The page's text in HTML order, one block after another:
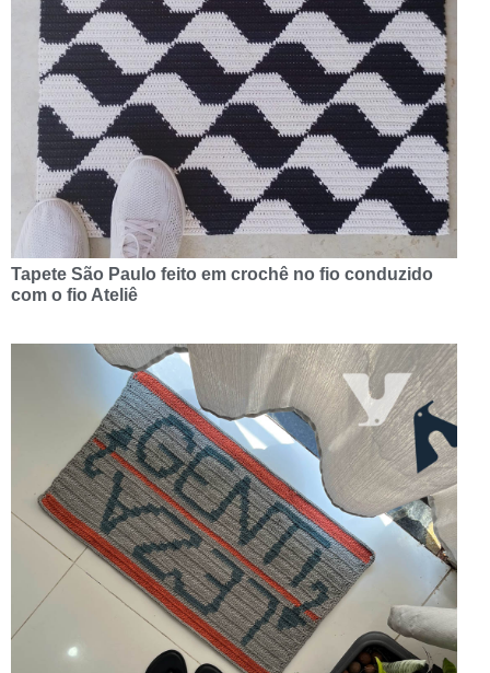
Tapete São Paulo feito em crochê no fio conduzido
com o fio Ateliê